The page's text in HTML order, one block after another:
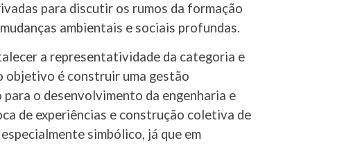
para discutir os rumos da formação
ambientais e sociais profundas.
a representatividade da categoria e
objetivo é construir uma gestão
o desenvolvimento da engenharia e
de experiências e construção coletiva de
simbólico, já que em